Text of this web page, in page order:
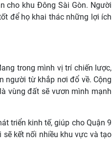
cho khu Đông Sài Gòn. Người
để họ khai thác những lợi ích
trong mình vị trí chiến lược,
người từ khắp nơi đổ về. Cộng
vùng đất sẽ vươn mình mạnh
triển kinh tế, giúp cho Quận 9
kết nối nhiều khu vực và tạo